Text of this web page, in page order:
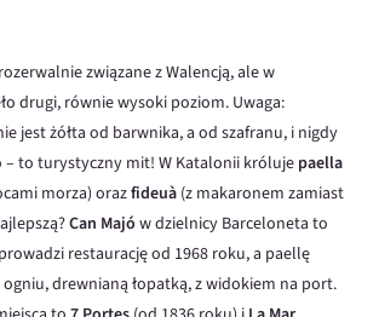
związane z Walencją, ale w
drugi, równie wysoki poziom. Uwaga:
jest żółta od barwnika, a od szafranu, i nigdy
– to turystyczny mit! W Katalonii króluje paella
morza) orazfideuà (z makaronem zamiast
Can Majó w dzielnicy Barceloneta to
restaurację od 1968 roku, a paellę
drewnianą łopatką, z widokiem na port.